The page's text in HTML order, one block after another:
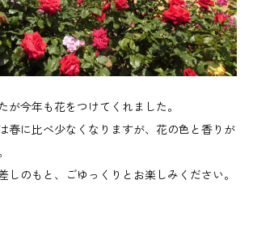
が今年も花をつけてくれました。
春に比べ少なくなりますが、花の色と香りが
しのもと、ごゆっくりとお楽しみください。